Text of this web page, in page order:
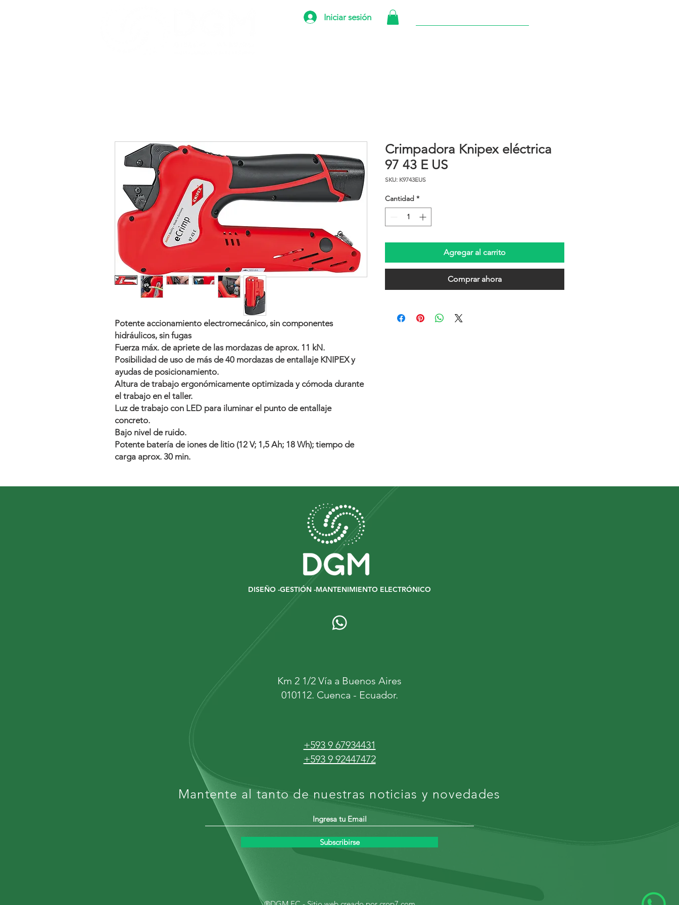
Iniciar sesión
Potente accionamiento electromecánico, sin componentes
hidráulicos, sin fugas
Fuerza máx. de apriete de las mordazas de aprox. 11 kN.
Posibilidad de uso de más de 40 mordazas de entallaje KNIPEX y
ayudas de posicionamiento.
Altura de trabajo ergonómicamente optimizada y cómoda durante
el trabajo en el taller.
Luz de trabajo con LED para iluminar el punto de entallaje
concreto.
Bajo nivel de ruido.
Potente batería de iones de litio (12 V; 1,5 Ah; 18 Wh); tiempo de
carga aprox. 30 min.
Crimpadora Knipex eléctrica
97 43 E US
SKU: K9743EUS
Cantidad *
Agregar al carrito
Comprar ahora
DISEÑO -GESTIÓN -MANTENIMIENTO ELECTRÓNICO
Km 2 1/2 Vía a Buenos Aires
010112. Cuenca - Ecuador.
+593 9 67934431
+593 9 92447472
Mantente al tanto de nuestras noticias y novedades
Subscribirse